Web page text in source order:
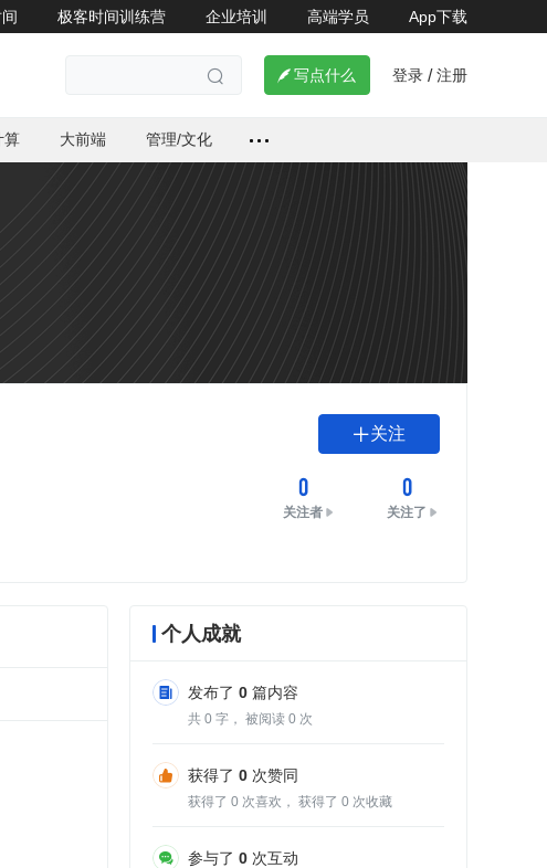
极客时间训练营 企业培训 高端学员 App下载
  写点什么 登录 / 注册
算 大前端 管理/文化
关注
0
关注者
0
关注了
个人成就
发布了 0 篇内容
共 0 字， 被阅读 0 次
获得了 0 次赞同
获得了 0 次喜欢， 获得了 0 次收藏
参与了 0 次互动